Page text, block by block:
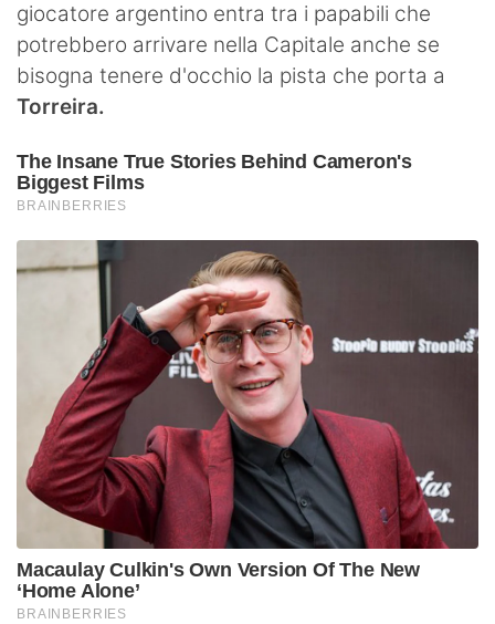
giocatore argentino entra tra i papabili che
potrebbero arrivare nella Capitale anche se
bisogna tenere d'occhio la pista che porta a
Torreira.